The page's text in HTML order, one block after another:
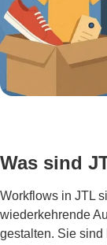
Was sind
Workflows in JTL
wiederkehrende
gestalten. Sie sind